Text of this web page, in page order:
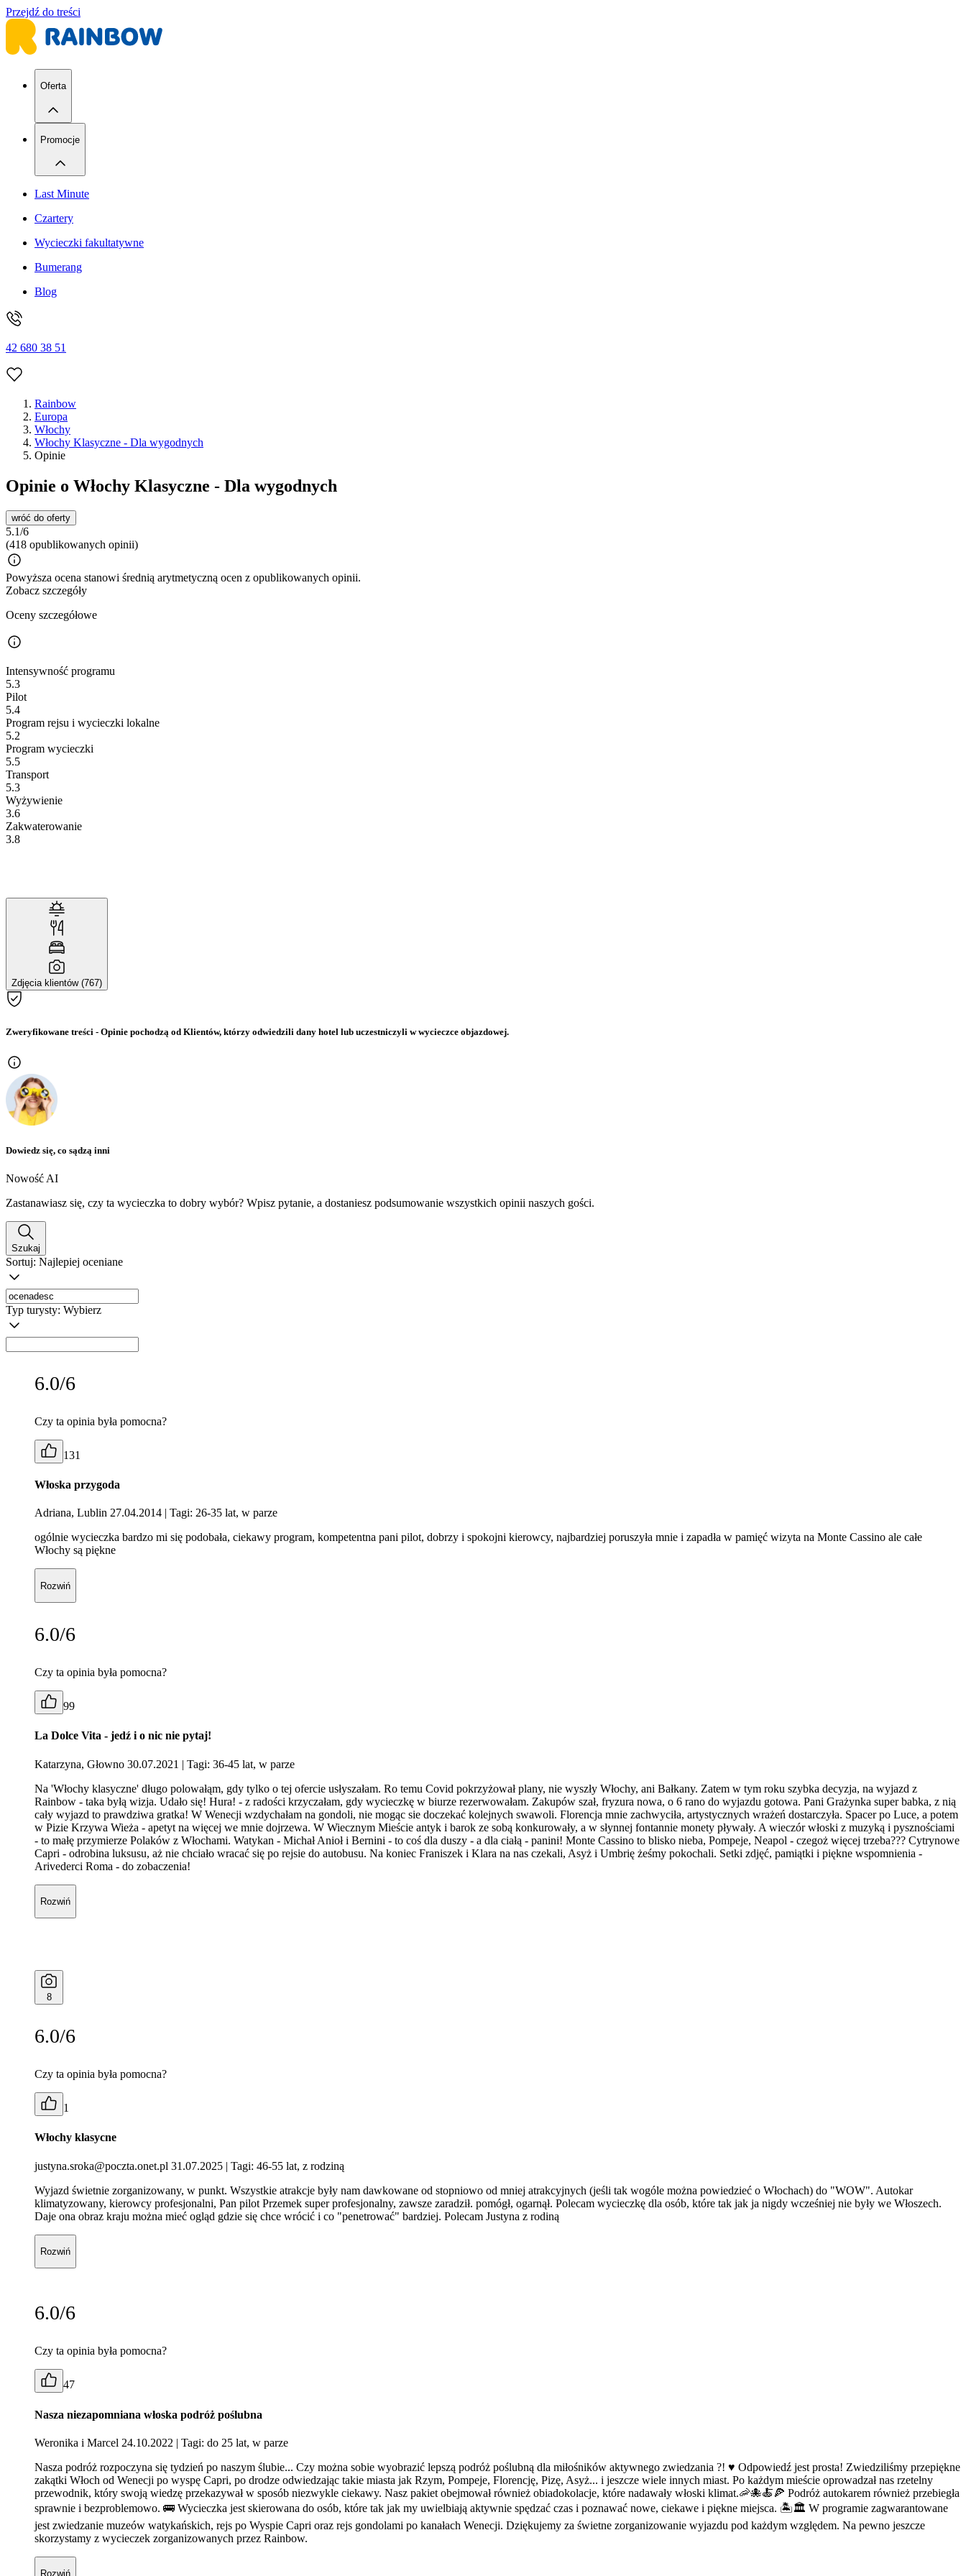
Przejdź do treści
Oferta
Promocje
Last Minute
Czartery
Wycieczki fakultatywne
Bumerang
Blog
42 680 38 51
Rainbow
Europa
Włochy
Włochy Klasyczne - Dla wygodnych
Opinie
Opinie o Włochy Klasyczne - Dla wygodnych
wróć do oferty
5.1/6
(418 opublikowanych opinii)
Powyższa ocena stanowi średnią arytmetyczną ocen z opublikowanych opinii.
Zobacz szczegóły
Oceny szczegółowe
Intensywność programu
5.3
Pilot
5.4
Program rejsu i wycieczki lokalne
5.2
Program wycieczki
5.5
Transport
5.3
Wyżywienie
3.6
Zakwaterowanie
3.8
Zdjęcia klientów (767)
Zweryfikowane treści - Opinie pochodzą od Klientów, którzy odwiedzili dany hotel lub uczestniczyli w wycieczce objazdowej.
Dowiedz się, co sądzą inni
Nowość AI
Zastanawiasz się, czy ta wycieczka to dobry wybór? Wpisz pytanie, a dostaniesz podsumowanie wszystkich opinii naszych gości.
Szukaj
Sortuj: Najlepiej oceniane
Typ turysty: Wybierz
6.0/6
Czy ta opinia była pomocna?
131
Włoska przygoda
Adriana, Lublin 27.04.2014 | Tagi: 26-35 lat, w parze
ogólnie wycieczka bardzo mi się podobała, ciekawy program, kompetentna pani pilot, dobrzy i spokojni kierowcy, najbardziej poruszyła mnie i zapadła w pamięć wizyta na Monte Cassino ale całe
Włochy są piękne
Rozwiń
6.0/6
Czy ta opinia była pomocna?
99
La Dolce Vita - jedź i o nic nie pytaj!
Katarzyna, Głowno 30.07.2021 | Tagi: 36-45 lat, w parze
Na 'Włochy klasyczne' długo polowałąm, gdy tylko o tej ofercie usłyszałam. Ro temu Covid pokrzyżował plany, nie wyszły Włochy, ani Bałkany. Zatem w tym roku szybka decyzja, na wyjazd z
Rainbow - taka byłą wizja. Udało się! Hura! - z radości krzyczałam, gdy wycieczkę w biurze rezerwowałam. Zakupów szał, fryzura nowa, o 6 rano do wyjazdu gotowa. Pani Grażynka super babka, z nią
cały wyjazd to prawdziwa gratka! W Wenecji wzdychałam na gondoli, nie mogąc sie doczekać kolejnych swawoli. Florencja mnie zachwyciła, artystycznych wrażeń dostarczyła. Spacer po Luce, a potem
w Pizie Krzywa Wieża - apetyt na więcej we mnie dojrzewa. W Wiecznym Mieście antyk i barok ze sobą konkurowały, a w słynnej fontannie monety pływały. A wieczór włoski z muzyką i pysznościami
- to małę przymierze Polaków z Włochami. Watykan - Michał Anioł i Bernini - to coś dla duszy - a dla ciałą - panini! Monte Cassino to blisko nieba, Pompeje, Neapol - czegoż więcej trzeba??? Cytrynowe
Capri - odrobina luksusu, aż nie chciało wracać się po rejsie do autobusu. Na koniec Franiszek i Klara na nas czekali, Asyż i Umbrię żeśmy pokochali. Setki zdjęć, pamiątki i piękne wspomnienia -
Arivederci Roma - do zobaczenia!
Rozwiń
8
6.0/6
Czy ta opinia była pomocna?
1
Włochy klasycne
justyna.sroka@poczta.onet.pl 31.07.2025 | Tagi: 46-55 lat, z rodziną
Wyjazd świetnie zorganizowany, w punkt. Wszystkie atrakcje były nam dawkowane od stopniowo od mniej atrakcyjnych (jeśli tak wogóle można powiedzieć o Włochach) do "WOW". Autokar
klimatyzowany, kierowcy profesjonalni, Pan pilot Przemek super profesjonalny, zawsze zaradził. pomógł, ogarnął. Polecam wycieczkę dla osób, które tak jak ja nigdy wcześniej nie były we Włoszech.
Daje ona obraz kraju można mieć ogląd gdzie się chce wrócić i co "penetrować" bardziej. Polecam Justyna z rodiną
Rozwiń
6.0/6
Czy ta opinia była pomocna?
47
Nasza niezapomniana włoska podróż poślubna
Weronika i Marcel 24.10.2022 | Tagi: do 25 lat, w parze
Nasza podróż rozpoczyna się tydzień po naszym ślubie... Czy można sobie wyobrazić lepszą podróż poślubną dla miłośników aktywnego zwiedzania ?! ♥️ Odpowiedź jest prosta! Zwiedziliśmy przepiękne
zakątki Włoch od Wenecji po wyspę Capri, po drodze odwiedzając takie miasta jak Rzym, Pompeje, Florencję, Pizę, Asyż... i jeszcze wiele innych miast. Po każdym mieście oprowadzał nas rzetelny
przewodnik, który swoją wiedzę przekazywał w sposób niezwykle ciekawy. Nasz pakiet obejmował również obiadokolacje, które nadawały włoski klimat.🦐🐙🍝🍕 Podróż autokarem również przebiegła
sprawnie i bezproblemowo. 🚌 Wycieczka jest skierowana do osób, które tak jak my uwielbiają aktywnie spędzać czas i poznawać nowe, ciekawe i piękne miejsca. 🏝️🏛️ W programie zagwarantowane
jest zwiedzanie muzeów watykańskich, rejs po Wyspie Capri oraz rejs gondolami po kanałach Wenecji. Dziękujemy za świetne zorganizowanie wyjazdu pod każdym względem. Na pewno jeszcze
skorzystamy z wycieczek zorganizowanych przez Rainbow.
Rozwiń